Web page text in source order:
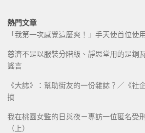
熱門文章
「我第一次感覺這麼爽！」手天使首位使
慈濟不是以服裝分階級、靜思堂用的是銅
謠言
《大誌》：幫助街友的一份雜誌？／《社
摘
我在桃園女監的日與夜－專訪一位匿名受
（上）